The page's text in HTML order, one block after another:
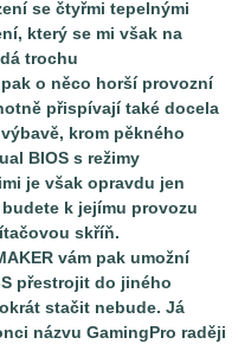
se čtyřmi tepelnými
který se mi však na
trochu
o něco horší provozní
přispívají také docela
krom pěkného
BIOS s režimy
je však opravdu jen
k jejímu provozu
skříň.
vám pak umožní
přestrojit do jiného
stačit nebude. Já
názvu GamingPro raději